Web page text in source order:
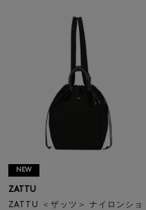
NEW
ZATTU
ZATTU ＜ザッツ＞ ナイロンショ